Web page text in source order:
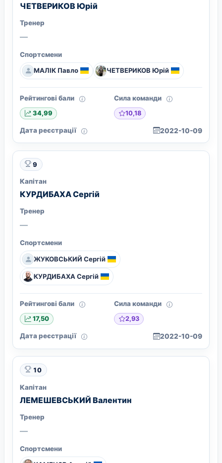
ЧЕТВЕРИКОВ Юрій
Тренер
—
Спортсмени
МАЛІК Павло ЧЕТВЕРИКОВ Юрій
Рейтингові бали
34,99
Сила команди
10,18
Дата реєстрації 2022-10-09
9
Капітан
КУРДИБАХА Сергій
Тренер
—
Спортсмени
ЖУКОВСЬКИЙ Сергій
КУРДИБАХА Сергій
Рейтингові бали
17,50
Сила команди
2,93
Дата реєстрації 2022-10-09
10
Капітан
ЛЕМЕШЕВСЬКИЙ Валентин
Тренер
—
Спортсмени